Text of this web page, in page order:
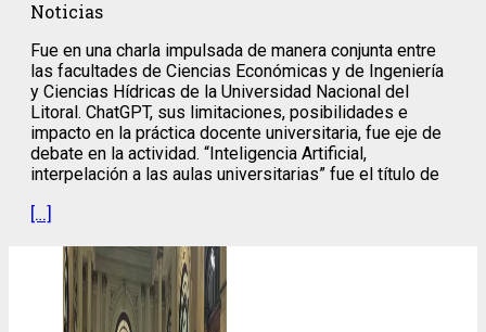
Noticias
Fue en una charla impulsada de manera conjunta entre
las facultades de Ciencias Económicas y de Ingeniería
y Ciencias Hídricas de la Universidad Nacional del
Litoral. ChatGPT, sus limitaciones, posibilidades e
impacto en la práctica docente universitaria, fue eje de
debate en la actividad. “Inteligencia Artificial,
interpelación a las aulas universitarias” fue el título de
[…]